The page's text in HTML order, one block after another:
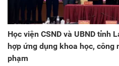
Học viện CSND và UBND tỉnh
hợp ứng dụng khoa học, công
phạm